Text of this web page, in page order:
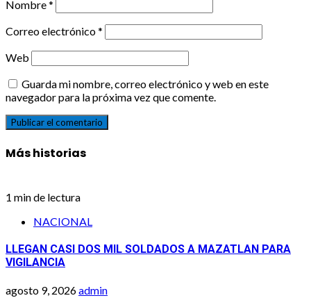
Nombre*
Correo electrónico*
Web
Guarda mi nombre, correo electrónico y web en este
navegador para la próxima vez que comente.
Más historias
1 min de lectura
NACIONAL
LLEGAN CASI DOS MIL SOLDADOS A MAZATLAN PARA
VIGILANCIA
agosto 9, 2026admin